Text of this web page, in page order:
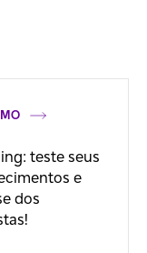
teste seus
e
dos